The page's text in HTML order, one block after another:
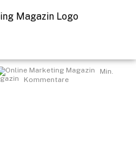
Min.
Kommentare